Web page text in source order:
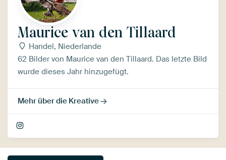
Maurice van den Tillaard
Handel, Niederlande
62 Bilder von Maurice van den Tillaard. Das letzte Bild
wurde dieses Jahr hinzugefügt.
Mehr über die Kreative